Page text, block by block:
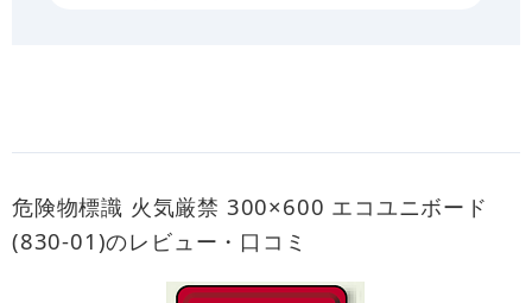
危険物標識 火気厳禁 300×600 エコユニボード
(830-01)のレビュー・口コミ